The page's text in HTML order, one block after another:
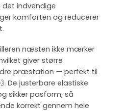
indvendige
komforten og reducerer
næsten ikke mærker
giver større
præstation — perfekt til
De justerbare elastiske
sikker pasform, så
korrekt gennem hele